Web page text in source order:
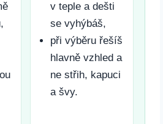
v teple a dešti
se vyhýbáš,
při výběru řešíš
hlavně vzhled a
ne střih, kapuci
a švy.